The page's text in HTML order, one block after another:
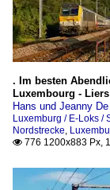
. Im besten
Luxembourg -
Hans und Jeanny
Luxemburg / E-Loks /
Nordstrecke,
 776 1200x883 Px,